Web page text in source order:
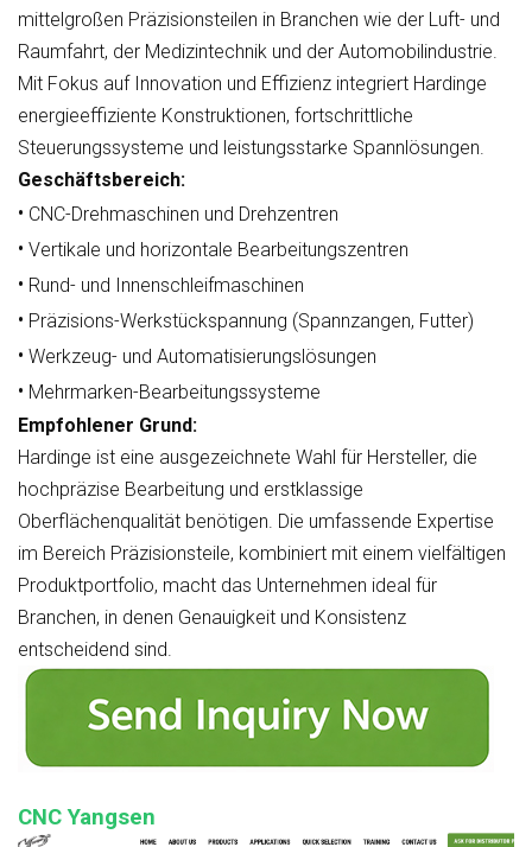
mittelgroßen Präzisionsteilen in Branchen wie der Luft- und
Raumfahrt, der Medizintechnik und der Automobilindustrie.
Mit Fokus auf Innovation und Effizienz integriert Hardinge
energieeffiziente Konstruktionen, fortschrittliche
Steuerungssysteme und leistungsstarke Spannlösungen.
Geschäftsbereich:
• CNC-Drehmaschinen und Drehzentren
• Vertikale und horizontale Bearbeitungszentren
• Rund- und Innenschleifmaschinen
• Präzisions-Werkstückspannung (Spannzangen, Futter)
• Werkzeug- und Automatisierungslösungen
• Mehrmarken-Bearbeitungssysteme
Empfohlener Grund:
Hardinge ist eine ausgezeichnete Wahl für Hersteller, die
hochpräzise Bearbeitung und erstklassige
Oberflächenqualität benötigen. Die umfassende Expertise
im Bereich Präzisionsteile, kombiniert mit einem vielfältigen
Produktportfolio, macht das Unternehmen ideal für
Branchen, in denen Genauigkeit und Konsistenz
entscheidend sind.
CNC Yangsen